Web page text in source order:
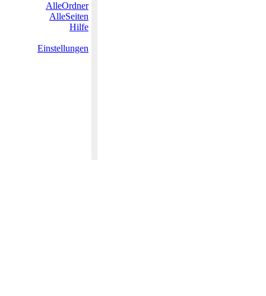
AlleOrdner
AlleSeiten
Hilfe
Einstellungen